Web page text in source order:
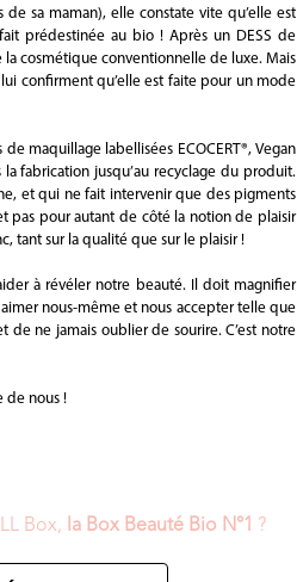
sa maman), elle constate vite qu’elle est
prédestinée au bio ! Après un DESS de
cosmétique conventionnelle de luxe. Mais
confirment qu’elle est faite pour un mode
maquillage labellisées ECOCERT®, Vegan
fabrication jusqu’au recyclage du produit.
et qui ne fait intervenir que des pigments
pas pour autant de côté la notion de plaisir
tant sur la qualité que sur le plaisir !
à révéler notre beauté. Il doit magnifier
nous-même et nous accepter telle que
de ne jamais oublier de sourire. C’est notre
de nous !
Box, la Box Beauté Bio N°1 ?